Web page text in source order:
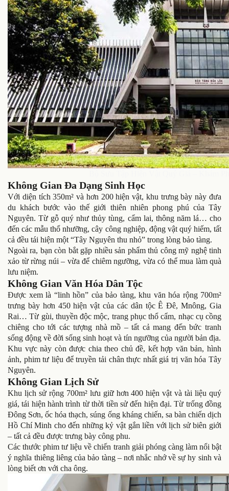
Không Gian Đa Dạng Sinh Học
Với diện tích 350m² và hơn 200 hiện vật, khu trưng bày này đưa
du khách bước vào thế giới thiên nhiên phong phú của Tây
Nguyên. Từ gỗ quý như thủy tùng, cẩm lai, thông năm lá… cho
đến các mẫu thổ nhưỡng, cây công nghiệp, động vật quý hiếm, tất
cả đều tái hiện một “Tây Nguyên thu nhỏ” trong lòng bảo tàng.
Ngoài ra, bạn còn bắt gặp nhiều sản phẩm thủ công mỹ nghệ tinh
xảo từ rừng núi – vừa để chiêm ngưỡng, vừa có thể mua làm quà
lưu niệm.
Không Gian Văn Hóa Dân Tộc
Được xem là “linh hồn” của bảo tàng, khu văn hóa rộng 700m²
trưng bày hơn 450 hiện vật của các dân tộc Ê Đê, Mnông, Gia
Rai… Từ gùi, thuyền độc mộc, trang phục thổ cẩm, nhạc cụ cồng
chiêng cho tới các tượng nhà mồ – tất cả mang đến bức tranh
sống động về đời sống sinh hoạt và tín ngưỡng của người bản địa.
Khu vực này còn được chia theo chủ đề, kết hợp văn bản, hình
ảnh, phim tư liệu để truyền tải chân thực nhất giá trị văn hóa Tây
Nguyên.
Không Gian Lịch Sử
Khu lịch sử rộng 700m² lưu giữ hơn 400 hiện vật và tài liệu quý
giá, tái hiện hành trình từ thời tiền sử đến hiện đại. Từ trống đồng
Đông Sơn, ốc hóa thạch, súng ống kháng chiến, sa bàn chiến dịch
Hồ Chí Minh cho đến những kỷ vật gắn liền với lịch sử biên giới
– tất cả đều được trưng bày công phu.
Các thước phim tư liệu về chiến tranh giải phóng càng làm nổi bật
ý nghĩa thiêng liêng của bảo tàng – nơi nhắc nhớ về sự hy sinh và
lòng biết ơn với cha ông.